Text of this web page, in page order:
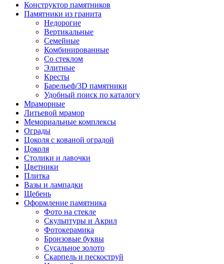
Конструктор памятников
Памятники из гранита
Недорогие
Вертикальные
Семейные
Комбинированные
Со стеклом
Элитные
Кресты
Барельеф/3D памятники
Удобный поиск по каталогу
Мраморные
Литьевой мрамор
Мемориальные комплексы
Ограды
Цоколя с кованой оградой
Цоколя
Столики и лавочки
Цветники
Плитка
Вазы и лампадки
Щебень
Оформление памятника
Фото на стекле
Скульптуры и Акрил
Фотокерамика
Бронзовые буквы
Сусальное золото
Скарпель и пескоструй